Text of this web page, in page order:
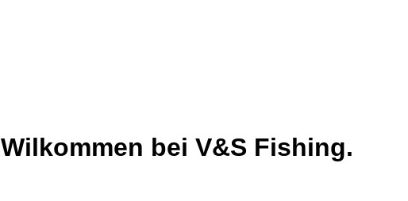
Wilkommen bei V&S Fishing.